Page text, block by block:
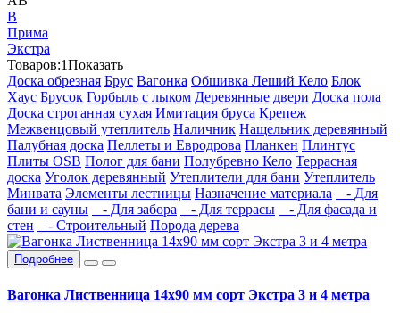
В
Прима
Экстра
Товаров:1Показать
Доска обрезная Брус Вагонка Обшивка Леший Кело Блок
Хаус Брусок Горбыль с лыком Деревянные двери Доска пола
Доска строганная сухая Имитация бруса Крепеж
Межвенцовый утеплитель Наличник Нащельник деревянный
Палубная доска Пеллеты и Евродрова Планкен Плинтус
Плиты OSB Полог для бани Полубревно Кело Террасная
доска Уголок деревянный Утеплители для бани Утеплитель
Минвата Элементы лестницы Назначение материала
- Для
бани и сауны
- Для забора - Для террасы
- Для фасада и
стен
- Строительный Порода дерева
Подробнее
Вагонка Лиственница 14х90 мм сорт Экстра 3 и 4 метра